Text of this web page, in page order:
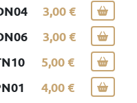
3,00 €
3,00 €
5,00 €
4,00 €